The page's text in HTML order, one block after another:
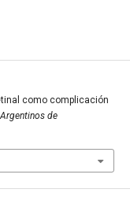
como complicación
de